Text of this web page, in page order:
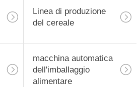
Linea di produzione
del cereale
macchina automatica
dell'imballaggio
alimentare